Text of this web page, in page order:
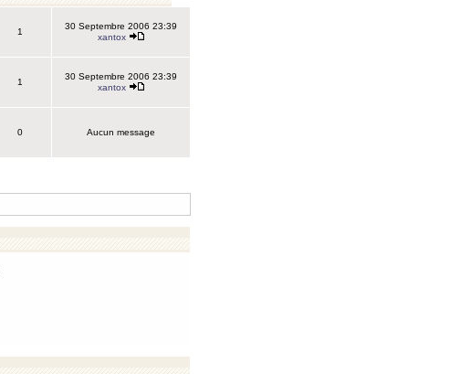
1
30 Septembre 2006 23:39
xantox
1
30 Septembre 2006 23:39
xantox
0 Aucun message